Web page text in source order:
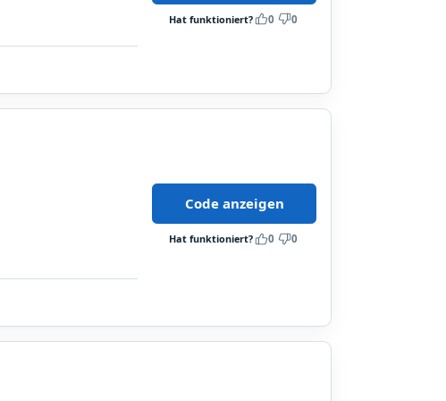
Hat funktioniert? 0 0
Code anzeigen
Hat funktioniert? 0 0